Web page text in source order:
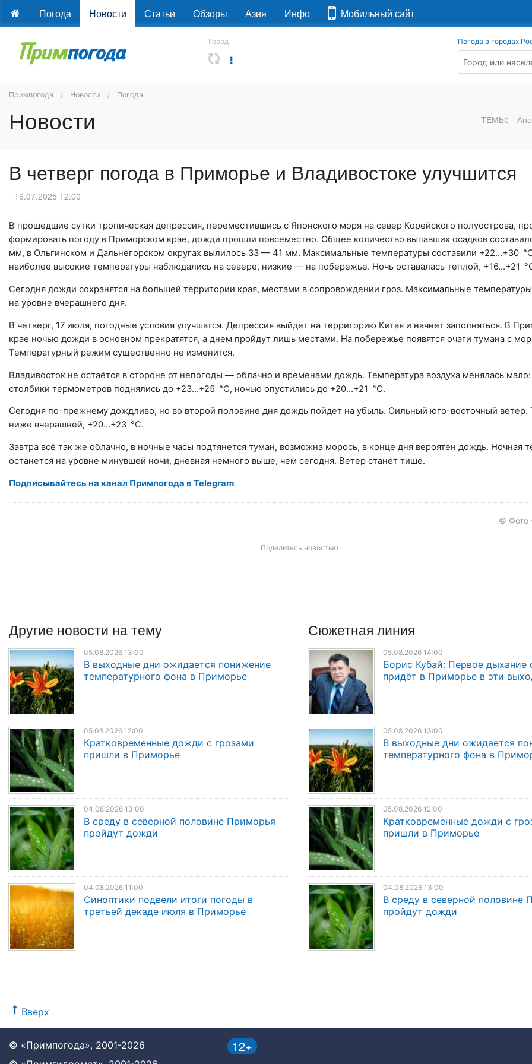
Погода Новости Статьи Обзоры Азия Инфо Мобильный сайт
Город Погода в городах
Примпогода Новости Погода
Новости ТЕМЫ:
В четверг погода в Приморье и Владивостоке улучшится
16.07.2025 12:00
В прошедшие сутки тропическая депрессия, переместившись с Японского моря на север Корейского полуострова,
формировать погоду в Приморском крае, дожди прошли повсеместно. Общее количество выпавших осадков
мм, в Ольгинском и Дальнегорском округах вылилось 33 — 41 мм. Максимальные температуры составили +22…+30
наиболее высокие температуры наблюдались на севере, низкие — на побережье. Ночь оставалась теплой, +16…+21
Сегодня дожди сохранятся на большей территории края, местами в сопровождении гроз. Максимальные температуры
на уровне вчерашнего дня.
В четверг, 17 июля, погодные условия улучшатся. Депрессия выйдет на территорию Китая и начнет заполняться. В
крае ночью дожди в основном прекратятся, а днем пройдут лишь местами. На побережье появятся очаги тумана с
Температурный режим существенно не изменится.
Владивосток не остаётся в стороне от непогоды — облачно и временами дождь. Температура воздуха менялась
столбики термометров поднялись до +23…+25 °C, ночью опустились до +20…+21 °C.
Сегодня по-прежнему дождливо, но во второй половине дня дождь пойдет на убыль. Сильный юго-восточный ветер.
ниже вчерашней, +20…+23 °C.
Завтра всё так же облачно, в ночные часы подтянется туман, возможна морось, в конце дня вероятен дождь. Ночная
останется на уровне минувшей ночи, дневная немного выше, чем сегодня. Ветер станет тише.
Подписывайтесь на канал Примпогода в Telegram
© Фото
Поделитесь новостью
Другие новости на тему
05.08.2026 13:00
В выходные дни ожидается понижение
температурного фона в Приморье
05.08.2026 12:00
Кратковременные дожди с грозами
пришли в Приморье
04.08.2026 13:00
В среду в северной половине Приморья
пройдут дожди
04.08.2026 11:00
Синоптики подвели итоги погоды в
третьей декаде июля в Приморье
Сюжетная линия
05.08.2026 14:00
Борис Кубай: Первое дыхание
придёт в Приморье в эти
05.08.2026 13:00
В выходные дни ожидается
температурного фона в
05.08.2026 12:00
Кратковременные дожди с
пришли в Приморье
04.08.2026 13:00
В среду в северной половине
пройдут дожди
Вверх
12+
© «Примпогода», 2001-2026